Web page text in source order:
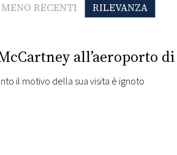
MENO RECENTI RILEVANZA
all’aeroporto
il motivo della sua visita è ignoto